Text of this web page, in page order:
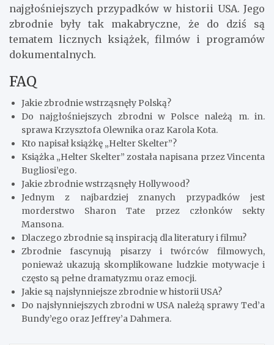
najgłośniejszych przypadków w historii USA. Jego
zbrodnie były tak makabryczne, że do dziś są
tematem licznych książek, filmów i programów
dokumentalnych.
FAQ
Jakie zbrodnie wstrząsnęły Polską?
Do najgłośniejszych zbrodni w Polsce należą m. in.
sprawa Krzysztofa Olewnika oraz Karola Kota.
Kto napisał książkę „Helter Skelter”?
Książka „Helter Skelter” została napisana przez Vincenta
Bugliosi’ego.
Jakie zbrodnie wstrząsnęły Hollywood?
Jednym z najbardziej znanych przypadków jest
morderstwo Sharon Tate przez członków sekty
Mansona.
Dlaczego zbrodnie są inspiracją dla literatury i filmu?
Zbrodnie fascynują pisarzy i twórców filmowych,
ponieważ ukazują skomplikowane ludzkie motywacje i
często są pełne dramatyzmu oraz emocji.
Jakie są najsłynniejsze zbrodnie w historii USA?
Do najsłynniejszych zbrodni w USA należą sprawy Ted’a
Bundy’ego oraz Jeffrey’a Dahmera.